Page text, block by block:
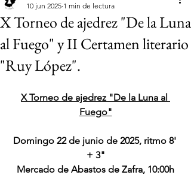
X Torneo de ajedrez "De la Luna
al Fuego" y II Certamen literario
"Ruy López".
10 jun 2025 1 min de lectura
X Torneo de ajedrez "De la Luna al
Fuego"
Domingo 22 de junio de 2025, ritmo 8'
+ 3"
Mercado de Abastos de Zafra, 10:00h